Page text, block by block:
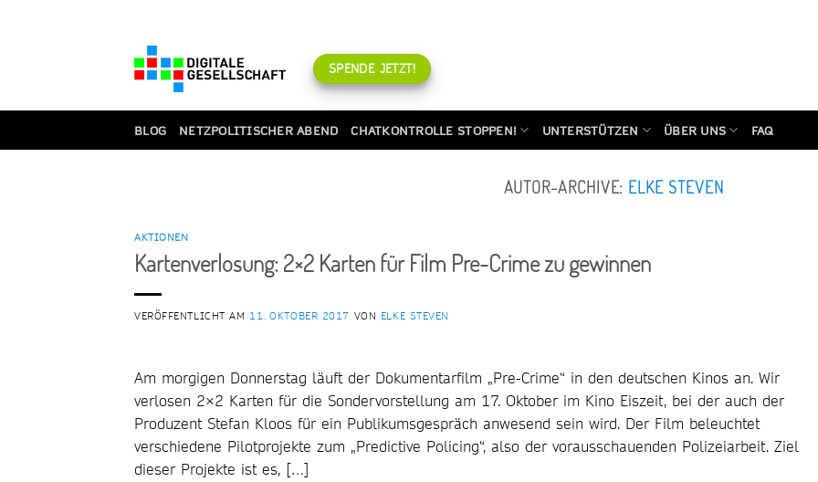
SPENDE JETZT!
BLOG NETZPOLITISCHER ABEND CHATKONTROLLE STOPPEN! UNTERSTÜTZEN ÜBER UNS FAQ
AUTOR-ARCHIVE: ELKE STEVEN
AKTIONEN
Kartenverlosung: 2×2 Karten für Film Pre-Crime zu gewinnen
VERÖFFENTLICHT AM 11. OKTOBER 2017 VON ELKE STEVEN
Am morgigen Donnerstag läuft der Dokumentarfilm „Pre-Crime“ in den deutschen Kinos an. Wir
verlosen 2×2 Karten für die Sondervorstellung am 17. Oktober im Kino Eiszeit, bei der auch der
Produzent Stefan Kloos für ein Publikumsgespräch anwesend sein wird. Der Film beleuchtet
verschiedene Pilotprojekte zum „Predictive Policing“, also der vorausschauenden Polizeiarbeit. Ziel
dieser Projekte ist es, […]